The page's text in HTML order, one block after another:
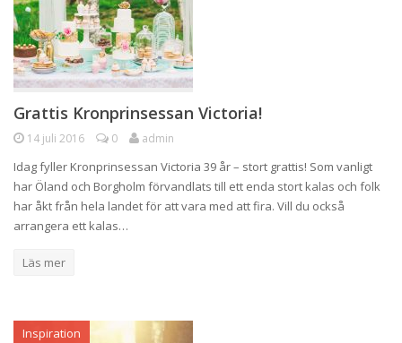
Grattis Kronprinsessan Victoria!
14 juli 2016 0 admin
Idag fyller Kronprinsessan Victoria 39 år – stort grattis! Som vanligt
har Öland och Borgholm förvandlats till ett enda stort kalas och folk
har åkt från hela landet för att vara med att fira. Vill du också
arrangera ett kalas…
Läs mer
Inspiration